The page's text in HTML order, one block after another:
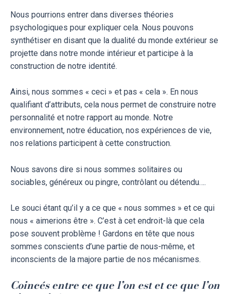
Nous pourrions entrer dans diverses théories
psychologiques pour expliquer cela. Nous pouvons
synthétiser en disant que la dualité du monde extérieur se
projette dans notre monde intérieur et participe à la
construction de notre identité.
Ainsi, nous sommes « ceci » et pas « cela ». En nous
qualifiant d’attributs, cela nous permet de construire notre
personnalité et notre rapport au monde. Notre
environnement, notre éducation, nos expériences de vie,
nos relations participent à cette construction.
Nous savons dire si nous sommes solitaires ou
sociables, généreux ou pingre, contrôlant ou détendu….
Le souci étant qu’il y a ce que « nous sommes » et ce qui
nous « aimerions être ». C’est à cet endroit-là que cela
pose souvent problème ! Gardons en tête que nous
sommes conscients d’une partie de nous-même, et
inconscients de la majore partie de nos mécanismes.
Coincés entre ce que l’on est et ce que l’on